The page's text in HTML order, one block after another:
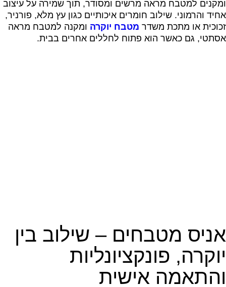
ומקנים למטבח מראה מרשים ומסודר, תוך שמירה על עיצוב
אחיד והרמוני. שילוב חומרים איכותיים כגון עץ מלא, פורניר,
זכוכית או מתכת משדר מטבח יוקרה ומקנה למטבח מראה
אסתטי, גם כאשר הוא פתוח לחללים אחרים בבית.
אניס מטבחים – שילוב בין
יוקרה, פונקציונליות
והתאמה אישית